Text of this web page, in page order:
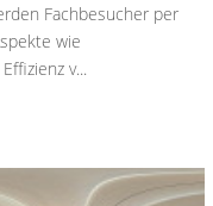
Fachbesucher per
wie
v...